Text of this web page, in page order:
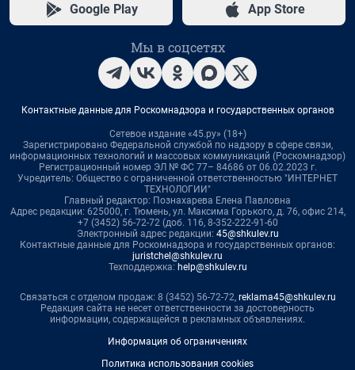
Google Play App Store
Мы в соцсетях
Контактные данные для Роскомнадзора и государственных органов
Сетевое издание «45.ру» (18+)
Зарегистрировано Федеральной службой по надзору в сфере связи,
информационных технологий и массовых коммуникаций (Роскомнадзор)
Регистрационный номер ЭЛ № ФС 77– 84686 от 06.02.2023 г.
Учредитель: Общество с ограниченной ответственностью "ИНТЕРНЕТ
ТЕХНОЛОГИИ"
Главный редактор: Познахарева Елена Павловна
Адрес редакции: 625000, г. Тюмень, ул. Максима Горького, д. 76, офис 214,
+7 (3452) 56-72-72 (доб. 116, 8-352-222-91-60
Электронный адрес редакции: 45@shkulev.ru
Контактные данные для Роскомнадзора и государственных органов:
juristchel@shkulev.ru
Техподдержка: help@shkulev.ru
Связаться с отделом продаж: 8 (3452) 56-72-72, reklama45@shkulev.ru
Редакция сайта не несет ответственности за достоверность
информации, содержащейся в рекламных объявлениях.
Информация об ограничениях
Политика использования cookies